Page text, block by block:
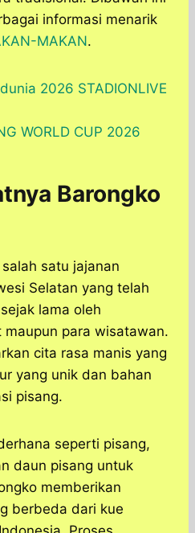
informasi menarik
MAKAN.
Barongko
satu jajanan
Selatan yang telah
lama oleh
para wisatawan.
cita rasa manis yang
yang unik dan bahan
pisang.
seperti pisang,
daun pisang untuk
memberikan
berbeda dari kue